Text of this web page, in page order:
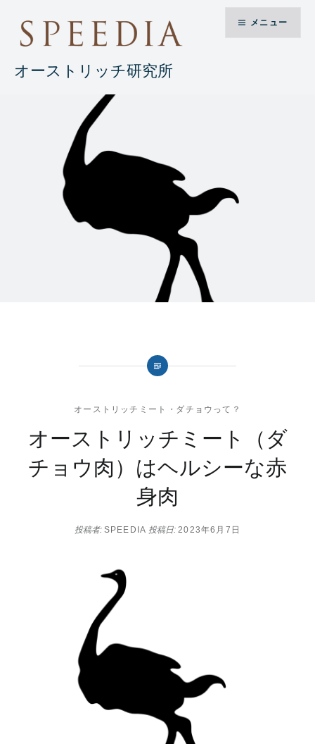
オーストリッチ研究所
メニュー
オーストリッチミート ・ ダチョウって？
オーストリッチミート（ダ
チョウ肉）はヘルシーな赤
身肉
投稿者: SPEEDIA 投稿日: 2023年6月7日